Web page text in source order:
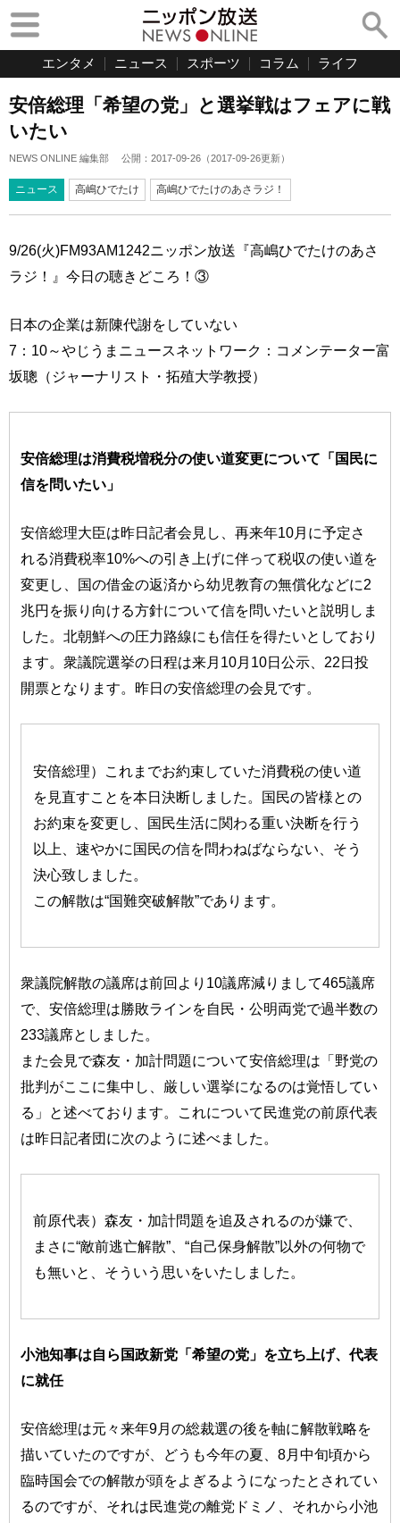
エンタメ ニュース スポーツ コラム ライフ
安倍総理「希望の党」と選挙戦はフェアに戦
いたい
NEWS ONLINE 編集部 公開： 2017-09-26 （2017-09-26更新）
ニュース 高嶋ひでたけ 高嶋ひでたけのあさラジ！
9/26(火)FM93AM1242ニッポン放送『高嶋ひでたけのあさ
ラジ！』今日の聴きどころ！③
日本の企業は新陳代謝をしていない
7：10～やじうまニュースネットワーク：コメンテーター富
坂聰（ジャーナリスト・拓殖大学教授）
安倍総理は消費税増税分の使い道変更について「国民に
信を問いたい」
安倍総理大臣は昨日記者会見し、再来年10月に予定さ
れる消費税率10%への引き上げに伴って税収の使い道を
変更し、国の借金の返済から幼児教育の無償化などに2
兆円を振り向ける方針について信を問いたいと説明しま
した。北朝鮮への圧力路線にも信任を得たいとしており
ます。衆議院選挙の日程は来月10月10日公示、22日投
開票となります。昨日の安倍総理の会見です。
安倍総理）これまでお約束していた消費税の使い道
を見直すことを本日決断しました。国民の皆様との
お約束を変更し、国民生活に関わる重い決断を行う
以上、速やかに国民の信を問わねばならない、そう
決心致しました。
この解散は“国難突破解散”であります。
衆議院解散の議席は前回より10議席減りまして465議席
で、安倍総理は勝敗ラインを自民・公明両党で過半数の
233議席としました。
また会見で森友・加計問題について安倍総理は「野党の
批判がここに集中し、厳しい選挙になるのは覚悟してい
る」と述べております。これについて民進党の前原代表
は昨日記者団に次のように述べました。
前原代表）森友・加計問題を追及されるのが嫌で、
まさに“敵前逃亡解散”、“自己保身解散”以外の何物で
も無いと、そういう思いをいたしました。
小池知事は自ら国政新党「希望の党」を立ち上げ、代表
に就任
安倍総理は元々来年9月の総裁選の後を軸に解散戦略を
描いていたのですが、どうも今年の夏、8月中旬頃から
臨時国会での解散が頭をよぎるようになったとされてい
るのですが、それは民進党の離党ドミノ、それから小池